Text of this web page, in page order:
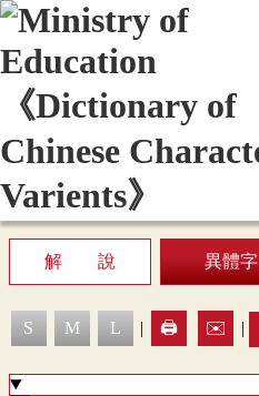
Display Mode
Sitemap
解 說 異體字
S M L | 🖨️ ✉️ |